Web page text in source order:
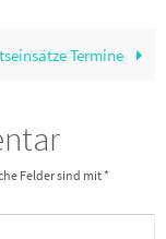
Termine
Felder sind mit*